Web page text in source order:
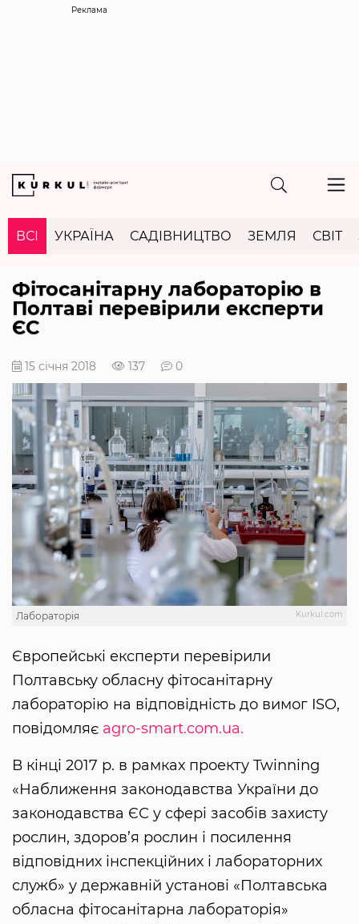
Реклама
ВСІ УКРАЇНА САДІВНИЦТВО ЗЕМЛЯ СВІТ
Фітосанітарну лабораторію в
Полтаві перевірили експерти
ЄС
15 січня 2018 137 0
Kurkul.com
Лабораторія
Європейські експерти перевірили
Полтавську обласну фітосанітарну
лабораторію на відповідність до вимог ISO,
повідомляє agro-smart.com.ua.
В кінці 2017 р. в рамках проекту Twinning
«Наближення законодавства України до
законодавства ЄС у сфері засобів захисту
рослин, здоров’я рослин і посилення
відповідних інспекційних і лабораторних
служб» у державній установі «Полтавська
обласна фітосанітарна лабораторія»